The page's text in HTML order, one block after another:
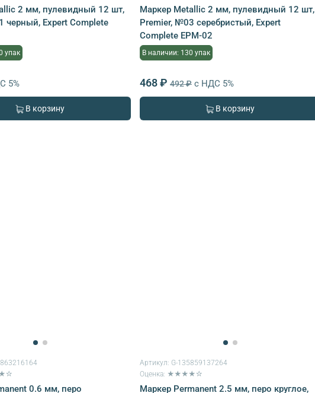
2 мм, пулевидный 12 шт,
черный, Expert Complete
упак
5%
В корзину
Маркер Metallic 2 мм, пулевидный 12 шт,
Premier, №03 серебристый, Expert
Complete EPM-02
В наличии: 130 упак
468 ₽ 492 ₽ с НДС 5%
В корзину
0.6 мм, перо
Артикул: G-135859137264
Оценка: ★★★★☆
Маркер Permanent 2.5 мм, перо круглое,